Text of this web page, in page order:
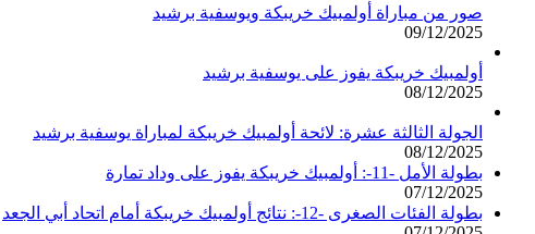
صور من مباراة أولمبيك خريبكة ويوسفية برشيد
09/12/2025
أولمبيك خريبكة يفوز على يوسفية برشيد
08/12/2025
الجولة الثالثة عشرة: لائحة أولمبيك خريبكة لمباراة يوسفية برشيد
08/12/2025
بطولة الأمل -11-: أولمبيك خريبكة يفوز على وداد تمارة
07/12/2025
بطولة الفئات الصغرى -12-: نتائج أولمبيك خريبكة أمام اتحاد أبي الجعد